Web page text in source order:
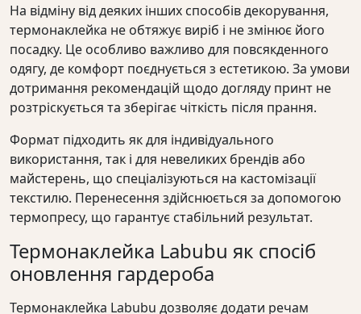
На відміну від деяких інших способів декорування,
термонаклейка не обтяжує виріб і не змінює його
посадку. Це особливо важливо для повсякденного
одягу, де комфорт поєднується з естетикою. За умови
дотримання рекомендацій щодо догляду принт не
розтріскується та зберігає чіткість після прання.
Формат підходить як для індивідуального
використання, так і для невеликих брендів або
майстерень, що спеціалізуються на кастомізації
текстилю. Перенесення здійснюється за допомогою
термопресу, що гарантує стабільний результат.
Термонаклейка Labubu як спосіб
оновлення гардероба
Термонаклейка Labubu дозволяє додати речам